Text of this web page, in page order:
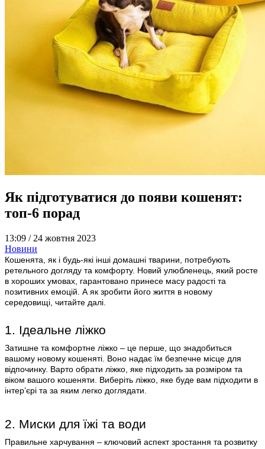
Як підготуватися до появи кошенят:
топ-6 порад
13:09 / 24 жовтня 2023
Новини
Кошенята, як і будь-які інші домашні тварини, потребують
ретельного догляду та комфорту. Новий улюбленець, який росте
в хороших умовах, гарантовано принесе масу радості та
позитивних емоцій. А як зробити його життя в новому
середовищі, читайте далі.
1. Ідеальне ліжко
Затишне та комфортне ліжко – це перше, що знадобиться
вашому новому кошеняті. Воно надає їм безпечне місце для
відпочинку. Варто обрати ліжко, яке підходить за розміром та
віком вашого кошеняти. Виберіть ліжко, яке буде вам підходити в
інтер’єрі та за яким легко доглядати.
2. Миски для їжі та води
Правильне харчування – ключовий аспект зростання та розвитку